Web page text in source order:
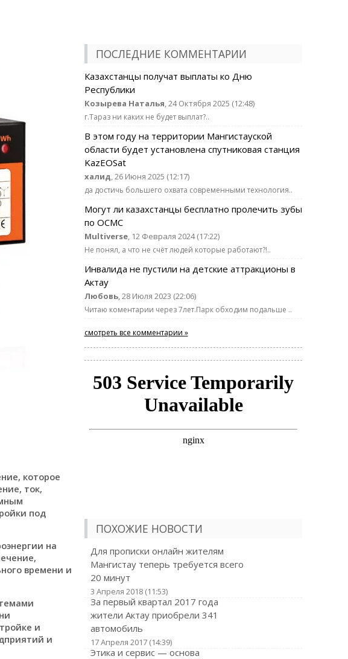
которое
ток,
под
на
времени и
и
и
ПОСЛЕДНИЕ КОММЕНТАРИИ
Казахстанцы получат выплаты ко Дню
Республики
Козырева Наталья, 24 Октября 2025 (12:48)
г.Тараз ни каких не будет выплат?..
В этом году на территории Мангистауской
области будет установлена спутниковая станция
KazEOSat
халид, 26 Июня 2025 (12:17)
да достичь большего охвата современными технология..
Могут ли казахстанцы бесплатно пролечить зубы
по ОСМС
Multiverse, 12 Февраля 2024 (17:22)
Не понял, а что не счёт людей которые работают?!..
Инвалида не пустили на детские аттракционы в
Актау
Любовь, 28 Июля 2023 (22:06)
Читаю коментарии через 7лет.Парк обходим подальше ..
смотреть все комментарии »
ПОХОЖИЕ НОВОСТИ
Для прописки онлайн жителям
Мангистау теперь требуется всего
20 минут
3 Апреля 2018 (11:53)
За первый квартал 2017 года
жители Актау приобрели 341
автомобиль
17 Апреля 2017 (14:39)
Этика и сервис — основа